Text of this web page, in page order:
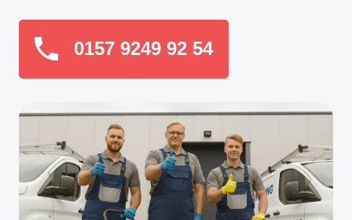
0157 9249 92 54